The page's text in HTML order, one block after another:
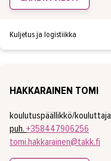
Kuljetus ja logistiikka
HAKKARAINEN TOMI
koulutuspäällikkö/kouluttaja
puh. +358447906256
tomi.hakkarainen@takk.fi